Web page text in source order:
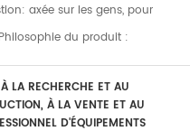
axée sur les gens, pour
du produit :
de service : service
possède deux usines à
totale d'usine de plus de 10
LA RECHERCHE ET AU
À LA VENTE ET AU
D'ÉQUIPEMENTS